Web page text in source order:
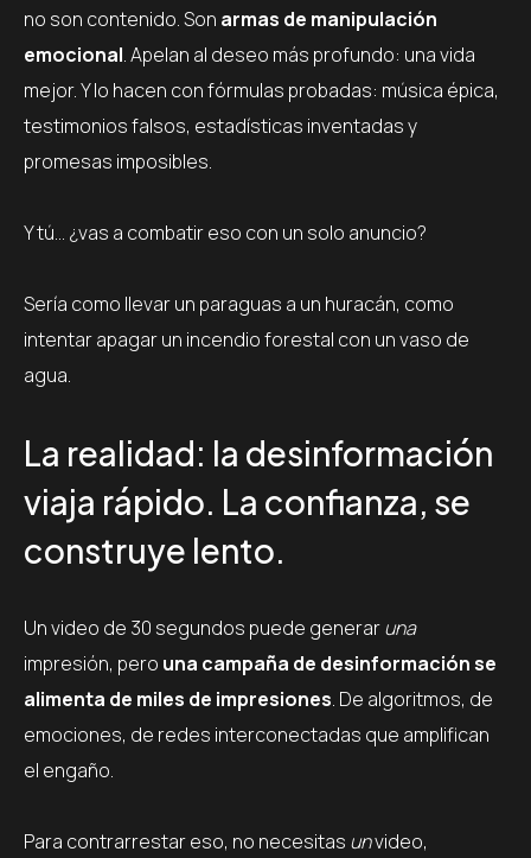
no son contenido. Son armas de manipulación
emocional. Apelan al deseo más profundo: una vida
mejor. Y lo hacen con fórmulas probadas: música épica,
testimonios falsos, estadísticas inventadas y
promesas imposibles.
Y tú… ¿vas a combatir eso con un solo anuncio?
Sería como llevar un paraguas a un huracán, como
intentar apagar un incendio forestal con un vaso de
agua.
La realidad: la desinformación
viaja rápido. La confianza, se
construye lento.
Un video de 30 segundos puede generaruna
impresión, pero una campaña de desinformación se
alimenta de miles de impresiones. De algoritmos, de
emociones, de redes interconectadas que amplifican
el engaño.
Para contrarrestar eso, no necesitas unvideo,